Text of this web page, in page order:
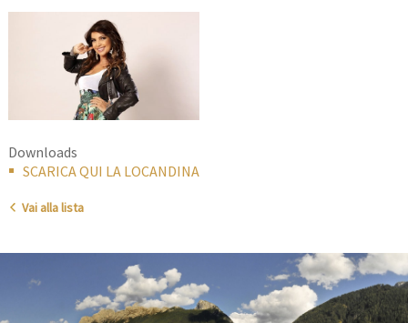
Downloads
SCARICA QUI LA LOCANDINA
Vai alla lista